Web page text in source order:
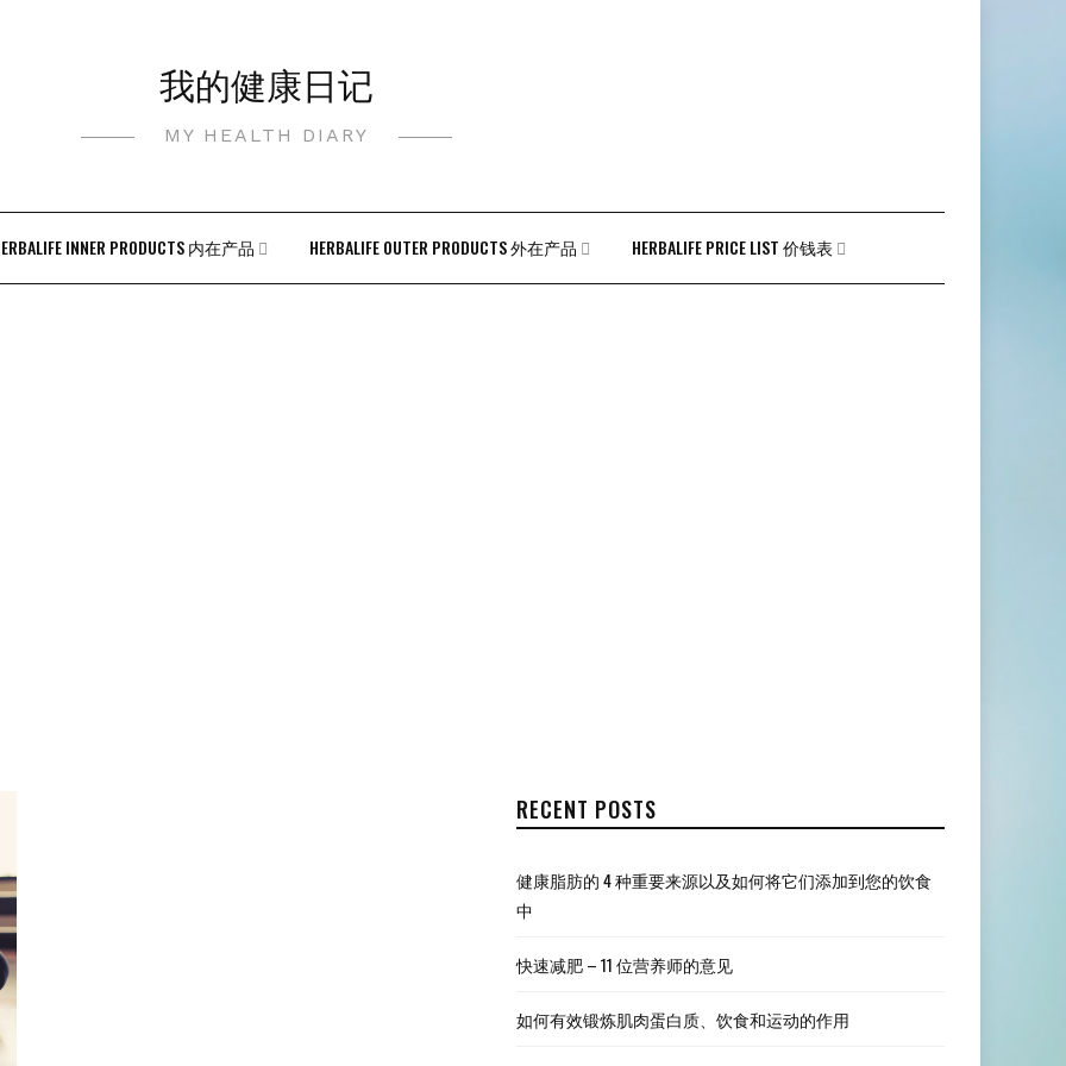
我的健康日记
MY HEALTH DIARY
INNER PRODUCTS 内在产品 HERBALIFE OUTER PRODUCTS 外在产品 HERBALIFE PRICE LIST 价钱表
RECENT POSTS
健康脂肪的 4 种重要来源以及如何将它们添加到您的饮食
中
快速减肥 – 11 位营养师的意见
如何有效锻炼肌肉蛋白质、饮食和运动的作用​